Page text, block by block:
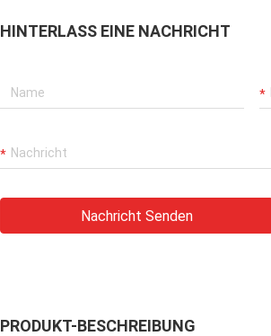
HINTERLASS EINE NACHRICHT
Nachricht Senden
PRODUKT-BESCHREIBUNG